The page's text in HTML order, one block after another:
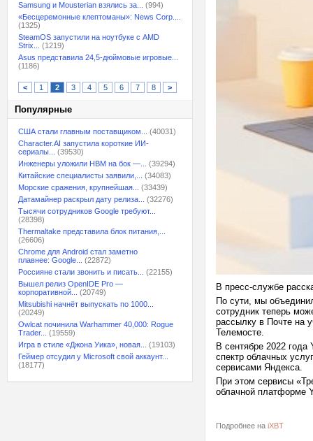
Samsung и Mousterian взялись за...
(994)
«Бесцеремонные клептоманы»: News Corp....
(1325)
SteamOS запустили на ноутбуке с AMD
Strix...
(1219)
Asus представила 24,5-дюймовые игровые...
(1186)
< 1 2 3 4 5 6 7 8 >
Популярные
США стали главным поставщиком...
(40031)
Character.AI запустила короткие ИИ-
сериалы...
(39530)
Инженеры уложили HBM на бок —...
(39294)
Китайские специалисты заявили,...
(34083)
Морские сражения, крупнейшая...
(33439)
Датамайнер раскрыл дату релиза...
(32276)
Тысячи сотрудников Google требуют...
(28398)
Thermaltake представила блок питания,...
(26606)
Chrome для Android стал заметно
плавнее: Google...
(22872)
Россияне стали звонить и писать...
(22155)
Вышел релиз OpenIDE Pro —
корпоративной...
(20749)
Mitsubishi начнёт выпускать по 1000...
(20249)
Owlcat починила Warhammer 40,000: Rogue
Trader...
(19559)
Игра в стиле «Джона Уика», новая...
(19103)
Геймер отсудил у Microsoft свой аккаунт...
(18177)
В пресс-службе
По сути, мы
сотрудник теперь
рассылку в Почте на
Телемосте.
В сентябре 2022
спектр облачных
сервисами Яндекса.
При этом сервисы
облачной платформе
Подробнее на iXBT